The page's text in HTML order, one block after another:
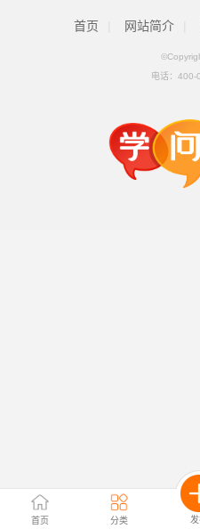
首页 分类
首页 网站简介
电话： 400-